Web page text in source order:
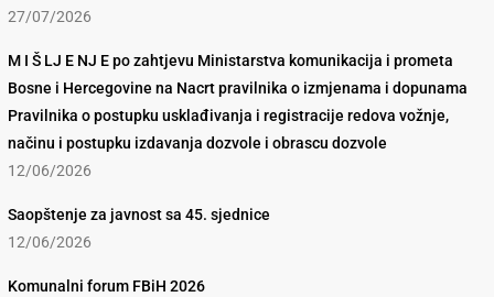
27/07/2026
M I Š LJ E NJ E po zahtjevu Ministarstva komunikacija i prometa
Bosne i Hercegovine na Nacrt pravilnika o izmjenama i dopunama
Pravilnika o postupku usklađivanja i registracije redova vožnje,
načinu i postupku izdavanja dozvole i obrascu dozvole
12/06/2026
Saopštenje za javnost sa 45. sjednice
12/06/2026
Komunalni forum FBiH 2026